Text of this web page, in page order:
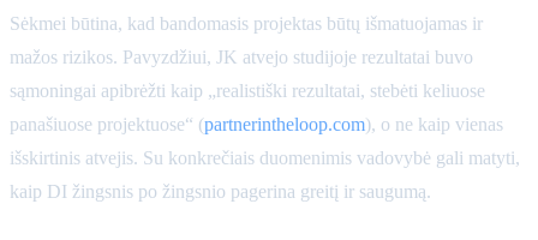
Sėkmei būtina, kad bandomasis projektas būtų išmatuojamas ir
mažos rizikos. Pavyzdžiui, JK atvejo studijoje rezultatai buvo
sąmoningai apibrėžti kaip „realistiški rezultatai, stebėti keliuose
panašiuose projektuose“ (partnerintheloop.com), o ne kaip vienas
išskirtinis atvejis. Su konkrečiais duomenimis vadovybė gali matyti,
kaip DI žingsnis po žingsnio pagerina greitį ir saugumą.